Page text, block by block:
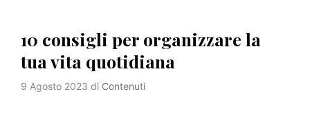
10 consigli per organizzare la
tua vita quotidiana
9 Agosto 2023 di Contenuti